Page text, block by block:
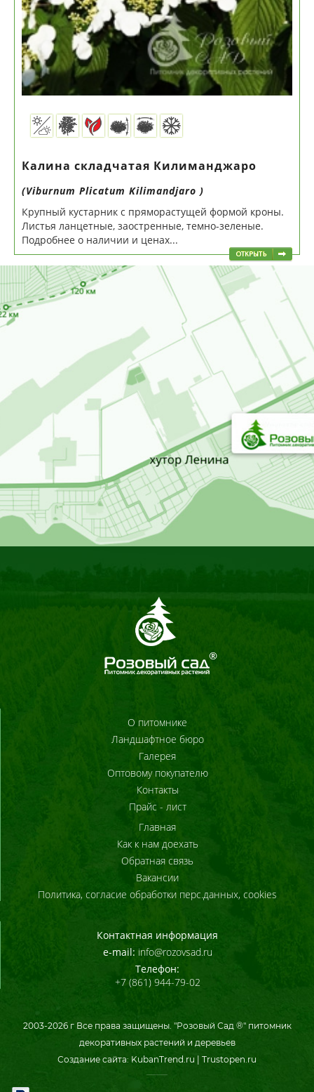
Калина складчатая Килиманджаро
(Viburnum Plicatum Kilimandjaro )
Крупный кустарник с пряморастущей формой кроны.
Листья ланцетные, заостренные, темно-зеленые.
Подробнее о наличии и ценах...
О питомнике
Ландшафтное бюро
Галерея
Оптовому покупателю
Контакты
Прайс - лист
Главная
Как к нам доехать
Обратная связь
Вакансии
Политика, согласие обработки перс.данных, cookies
Контактная информация
e-mail: info@rozovsad.ru
Телефон:
+7 (861) 944-79-02
2003-2026г Все права защищены. "Розовый Сад ®" питомник
декоративных растений и деревьев
Создание сайта: KubanTrend.ru Trustopen.ru